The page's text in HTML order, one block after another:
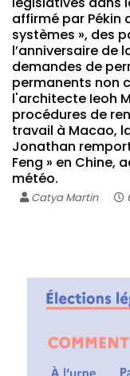
affirmé par Pékin
systèmes », des
l’anniversaire de
demandes de
permanents non
l'architecte Ieoh
procédures de
travail à Macao,
Jonathan
Feng » en Chine,
météo.
Catya Martin